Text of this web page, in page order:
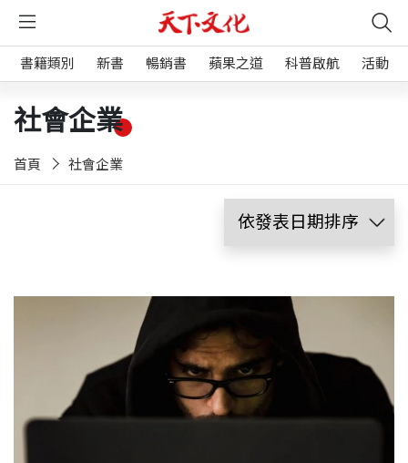
書籍類別 新書 暢銷書 蘋果之道 科普啟航 活動
社會企業
首頁 社會企業